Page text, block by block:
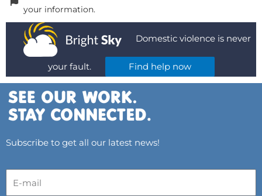
your information.
Domestic violence is never
your fault. Find help now
Subscribe to get all our latest news!